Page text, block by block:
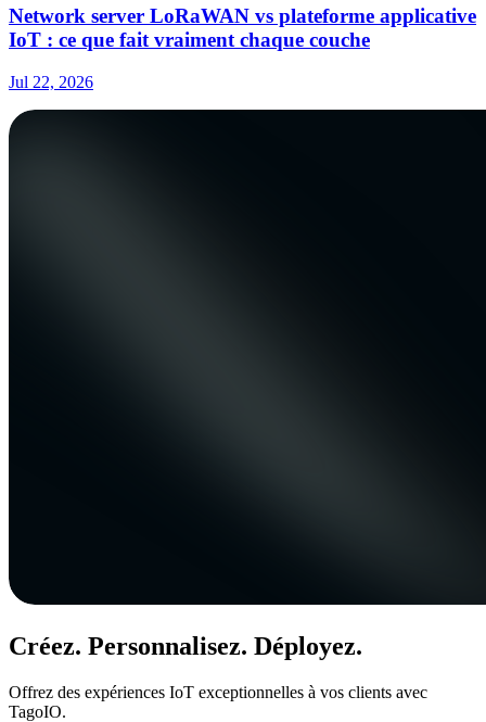
Network server LoRaWAN vs plateforme applicative
IoT : ce que fait vraiment chaque couche
Jul 22, 2026
Créez. Personnalisez. Déployez.
Offrez des expériences IoT exceptionnelles à vos clients avec
TagoIO.